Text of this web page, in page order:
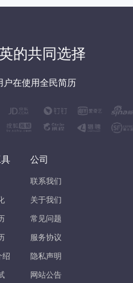
的共同选择
户在使用全民简历
绍
公司
联系我们
关于我们
常见问题
服务协议
隐私声明
网站公告